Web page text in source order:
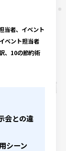
当者、イベント
ベント担当者
、10の節約術
会との違
シーン